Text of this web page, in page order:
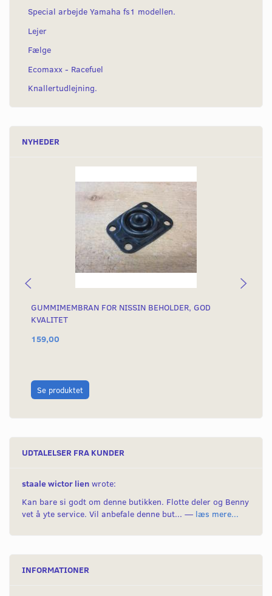
Special arbejde Yamaha fs1 modellen.
Lejer
Fælge
Ecomaxx - Racefuel
Knallertudlejning.
NYHEDER
GUMMIMEMBRAN FOR NISSIN BEHOLDER, GOD
KVALITET
159,00
Se produktet
UDTALELSER FRA KUNDER
staale wictor lien wrote:
Kan bare si godt om denne butikken. Flotte deler og Benny
vet å yte service. Vil anbefale denne but... — læs mere...
INFORMATIONER